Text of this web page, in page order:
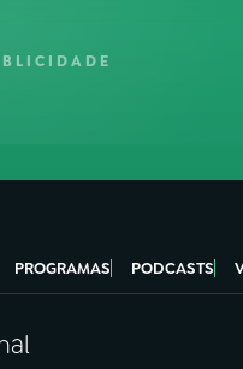
PROGRAMAS PODCASTS